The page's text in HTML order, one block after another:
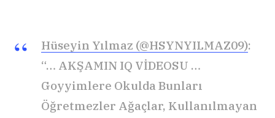
Hüseyin Yılmaz (@HSYNYILMAZ09):
“… AKŞAMIN IQ VİDEOSU …
Goyyimlere Okulda Bunları
Öğretmezler Ağaçlar, Kullanılmayan